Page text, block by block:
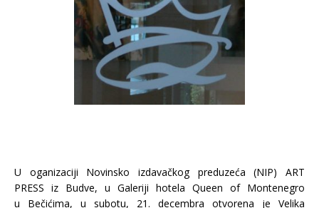
U oganizaciji Novinsko izdavačkog preduzeća (NIP) ART
PRESS iz Budve, u Galeriji hotela Queen of Montenegro
u Bečićima, u subotu, 21. decembra otvorena je Velika